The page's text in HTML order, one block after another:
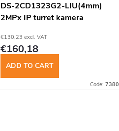
DS-2CD1323G2-LIU(4mm)
2MPx IP turret kamera
€130,23 excl. VAT
€160,18
ADD TO CART
Code:7380